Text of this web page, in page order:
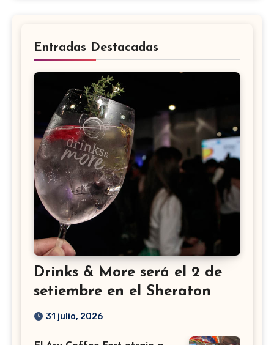
Entradas Destacadas
Drinks & More será el 2 de
setiembre en el Sheraton
31 julio, 2026